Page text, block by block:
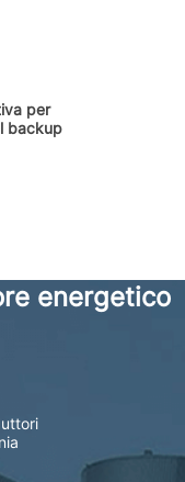
per
backup
energetico